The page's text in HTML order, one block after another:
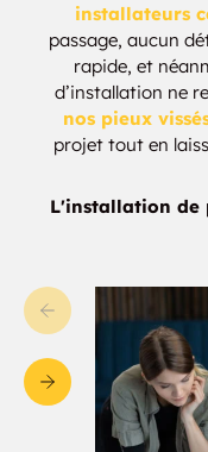
installateurs
passage, aucun
rapide, et
d’installation ne
nos pieux
projet tout en
L'installation de